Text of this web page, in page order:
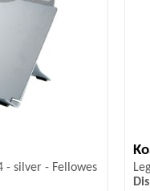
- silver - Fellowes